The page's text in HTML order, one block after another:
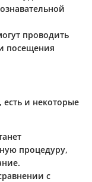
проводить
посещения
и некоторые
процедуру,
с